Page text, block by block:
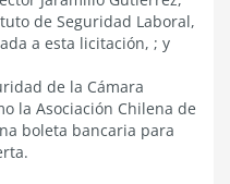
de Seguridad Laboral,
a esta licitación, ; y
de la Cámara
la Asociación Chilena de
boleta bancaria para